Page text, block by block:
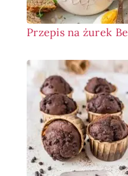
Przepis na żurek